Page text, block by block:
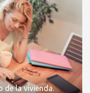
de la vivienda.